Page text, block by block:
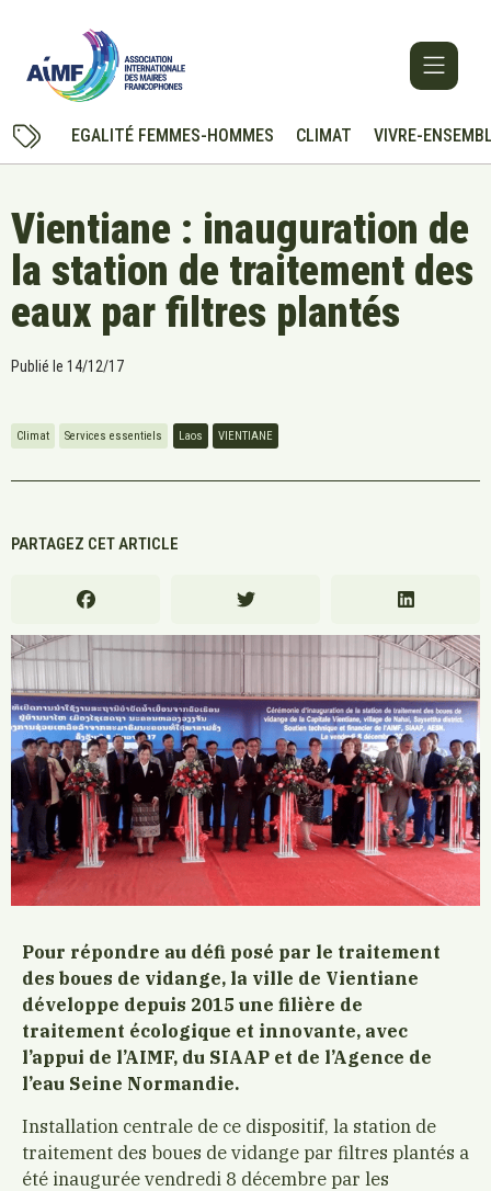
EGALITÉ FEMMES-HOMMES CLIMAT VIVRE-
Vientiane : inauguration de
la station de traitement des
eaux par filtres plantés
Publié le 14/12/17
Climat Services essentiels Laos VIENTIANE
PARTAGEZ CET ARTICLE
Pour répondre au défi posé par le traitement
des boues de vidange, la ville de Vientiane
développe depuis 2015 une filière de
traitement écologique et innovante, avec
l’appui de l’AIMF, du SIAAP et de l’Agence de
l’eau Seine Normandie.
Installation centrale de ce dispositif, la station de
traitement des boues de vidange par filtres plantés a
été inaugurée vendredi 8 décembre par les